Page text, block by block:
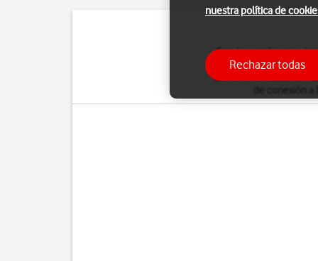
Puedes configurar el
cuenta POP3 se
tus correos desde
nuestra política de
Rechazar todas